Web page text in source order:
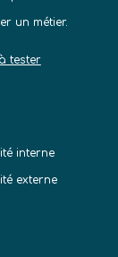
un métier.
tester
interne
externe